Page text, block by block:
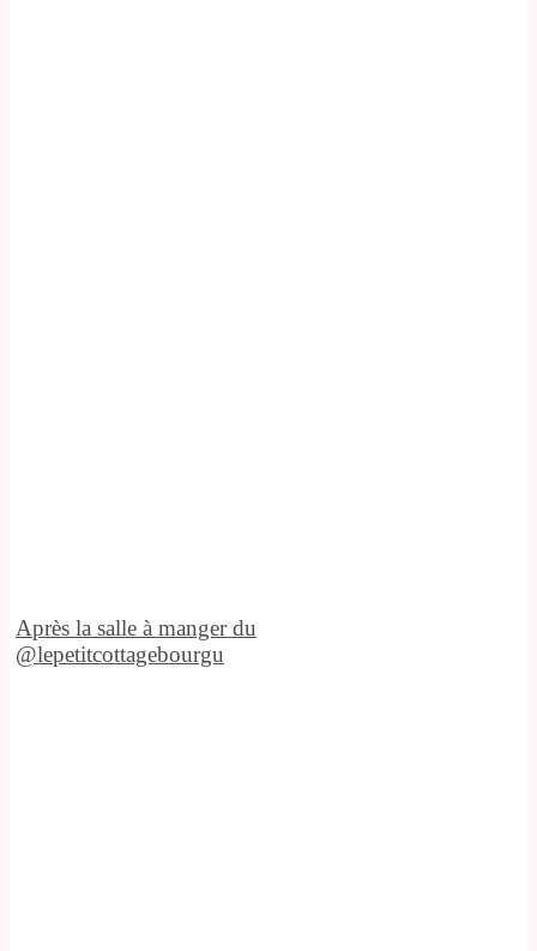
Après la salle à manger du
@lepetitcottagebourgu